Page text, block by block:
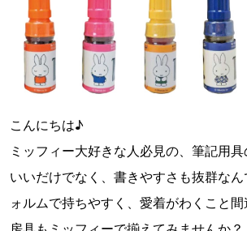
こんにちは♪
ミッフィー大好きな人必見の、筆記用
いいだけでなく、書きやすさも抜群な
ォルムで持ちやすく、愛着がわくこと